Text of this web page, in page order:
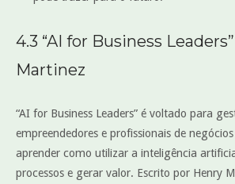
4.3 “AI for Business
Martinez
“AI for Business Leaders” é voltado para
empreendedores e profissionais de
aprender como utilizar a inteligência
processos e gerar valor. Escrito por Henry